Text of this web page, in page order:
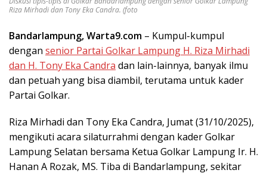
Riza Mirhadi dan Tony Eka Candra. (foto
Bandarlampung, Warta9.com – Kumpul-kumpul
dengan senior Partai Golkar Lampung H. Riza Mirhadi
dan H. Tony Eka Candra dan lain-lainnya, banyak ilmu
dan petuah yang bisa diambil, terutama untuk kader
Partai Golkar.
Riza Mirhadi dan Tony Eka Candra, Jumat (31/10/2025),
mengikuti acara silaturrahmi dengan kader Golkar
Lampung Selatan bersama Ketua Golkar Lampung Ir. H.
Hanan A Rozak, MS. Tiba di Bandarlampung, sekitar